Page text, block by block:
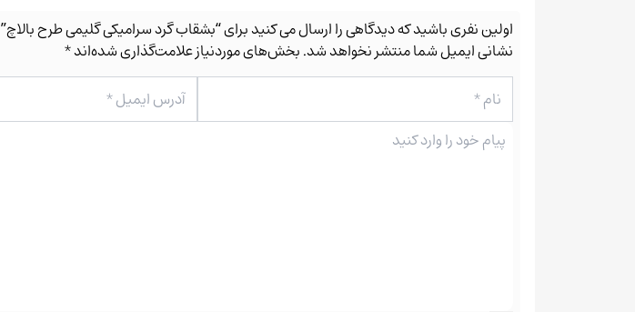
اولین نفری باشید که دیدگاهی را ارسال می کنید برای “بشقاب گرد سرامیکی گلیمی طرح بالاچ”
نشانی ایمیل شما منتشر نخواهد شد.بخش‌های موردنیاز علامت‌گذاری شده‌اند*